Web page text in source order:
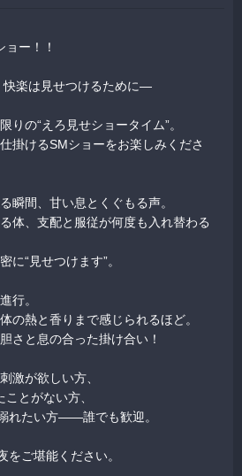
ー！！
楽は見せつけるために—
りの“えろ見せショータイム”。
掛けるSMショーをお楽しみくださ
瞬間、甘い息とくぐもる声。
体、支配と服従が何度も入れ替わる
に“見せつけます”。
行。
の熱と香りまで感じられるほど。
さと息の合った掛け合い！
激が欲しい方、
とがない方、
れたい方——誰でも歓迎。
をご堪能ください。